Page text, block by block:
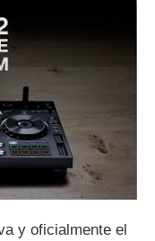
y oficialmente el